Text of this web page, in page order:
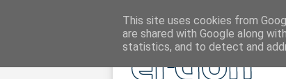
This site uses cookies from
are shared with Google along
statistics, and to detect and